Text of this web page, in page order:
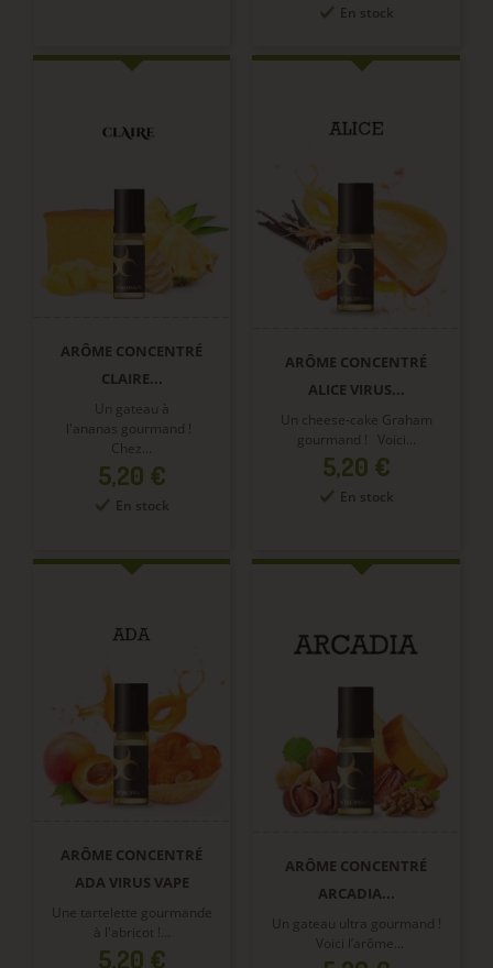
En stock
ARÔME CONCENTRÉ
CLAIRE...
Un gateau à
l'ananas gourmand !
Chez...
Prix
5,20 €
En stock
ARÔME CONCENTRÉ
ALICE VIRUS...
Un cheese-cake Graham
gourmand ! Voici...
Prix
5,20 €
En stock
ARÔME CONCENTRÉ
ADA VIRUS VAPE
Une tartelette gourmande
à l'abricot !...
Prix
5,20 €
ARÔME CONCENTRÉ
ARCADIA...
Un gateau ultra gourmand !
Voici l’arôme...